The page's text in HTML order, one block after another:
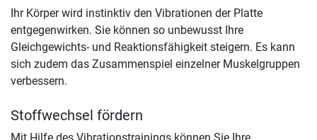
Ihr Körper wird instinktiv den Vibrationen der Platte
entgegenwirken. Sie können so unbewusst Ihre
Gleichgewichts- und Reaktionsfähigkeit steigern. Es kann
sich zudem das Zusammenspiel einzelner Muskelgruppen
verbessern.
Stoffwechsel fördern